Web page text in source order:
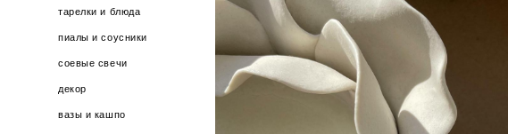
тарелки и блюда
пиалы и соусники
соевые свечи
декор
вазы и кашпо